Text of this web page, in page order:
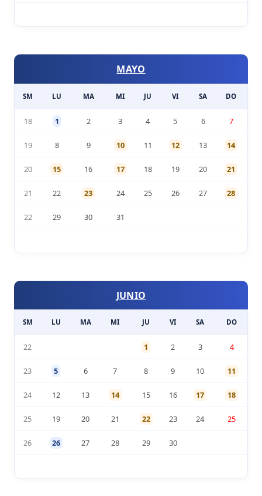
MAYO
SM LU MA MI JU VI SA DO
18 1 2 3 4 5 6 7
19 8 9 10 11 12 13 14
20 15 16 17 18 19 20 21
21 22 23 24 25 26 27 28
22 29 30 31
JUNIO
SM LU MA MI JU VI SA DO
22 1 2 3 4
23 5 6 7 8 9 10 11
24 12 13 14 15 16 17 18
25 19 20 21 22 23 24 25
26 26 27 28 29 30